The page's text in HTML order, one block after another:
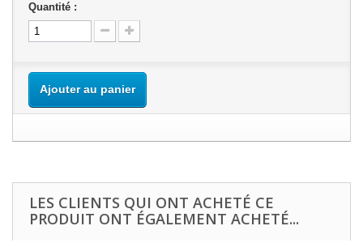
Quantité :
Ajouter au panier
LES CLIENTS QUI ONT ACHETÉ CE
PRODUIT ONT ÉGALEMENT ACHETÉ...